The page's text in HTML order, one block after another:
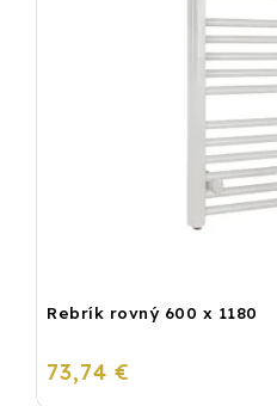
Rebrík rovný 600 x 1180
73,74 €